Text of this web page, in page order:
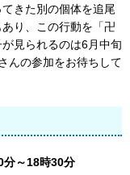
きた別の個体を追尾
り、この行動を「卍
見られるのは6月中旬
んの参加をお待ちして
分～18時30分